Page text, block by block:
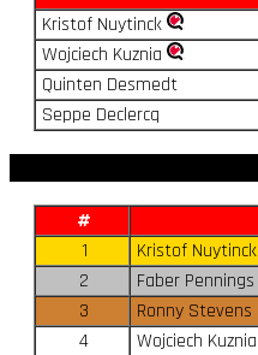
Kristof Nuytinck
Wojciech Kuznia
Quinten Desmedt
Seppe Declercq
#
1
Kristof Nuytinck
2
Faber Pennings
3
Ronny Stevens
4
Wojciech Kuznia